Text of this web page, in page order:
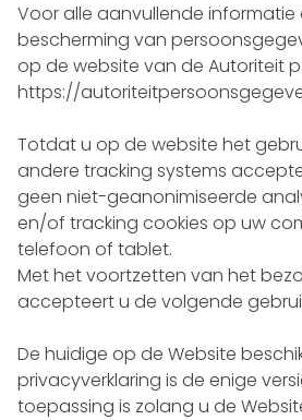
Voor alle aanvullende informatie
bescherming van
op de website van de Autoriteit
https://
Totdat u op de website het
andere tracking systems
geen niet-geanonimiseerde
en/of tracking cookies op uw
telefoon of tablet.
Met het voortzetten van het
accepteert u de volgende
De huidige op de Website
privacyverklaring is de enige
toepassing is zolang u de